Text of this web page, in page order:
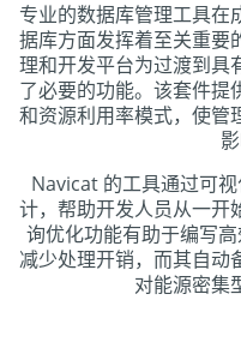
专业的数据库管理工具在
据库方面发挥着至关重要
理和开发平台为过渡到具
了必要的功能。该套件提
和资源利用率模式，使管
Navicat 的工具通过可
计，帮助开发人员从一开
询优化功能有助于编写
减少处理开销，而其自动
对能源密集